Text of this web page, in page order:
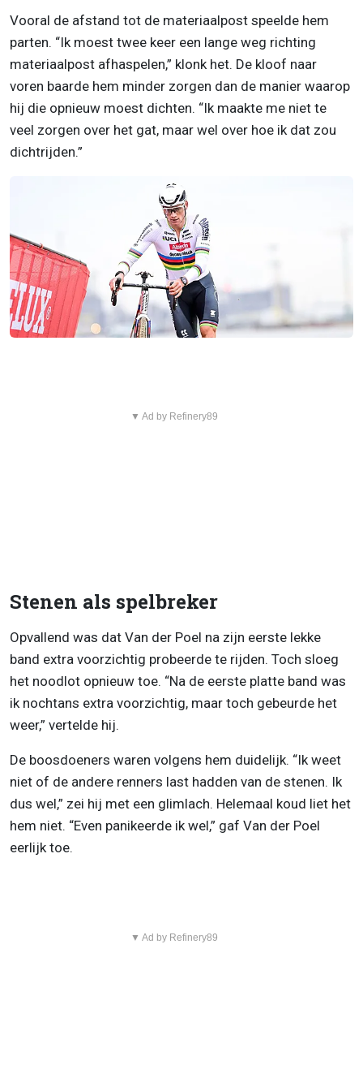
Vooral de afstand tot de materiaalpost speelde hem
parten. “Ik moest twee keer een lange weg richting
materiaalpost afhaspelen,” klonk het. De kloof naar
voren baarde hem minder zorgen dan de manier waarop
hij die opnieuw moest dichten. “Ik maakte me niet te
veel zorgen over het gat, maar wel over hoe ik dat zou
dichtrijden.”
▼ Ad by Refinery89
Stenen als spelbreker
Opvallend was dat Van der Poel na zijn eerste lekke
band extra voorzichtig probeerde te rijden. Toch sloeg
het noodlot opnieuw toe. “Na de eerste platte band was
ik nochtans extra voorzichtig, maar toch gebeurde het
weer,” vertelde hij.
De boosdoeners waren volgens hem duidelijk. “Ik weet
niet of de andere renners last hadden van de stenen. Ik
dus wel,” zei hij met een glimlach. Helemaal koud liet het
hem niet. “Even panikeerde ik wel,” gaf Van der Poel
eerlijk toe.
▼ Ad by Refinery89